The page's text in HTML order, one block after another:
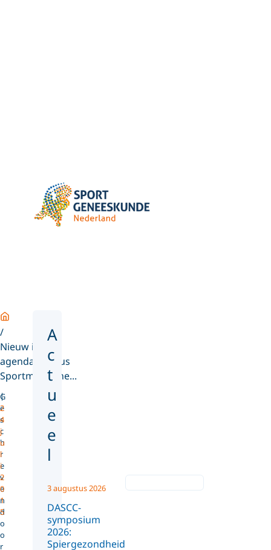
Home
Nieuw in de
agenda: cursus
Sportmedische...
G
e
s
c
h
r
e
v
e
n
d
o
o
r
2
4
j
u
l
i
2
0
1
5
A
c
t
u
e
e
l
DASCC-
symposium
2026:
Spiergezondheid
3 augustus 2026